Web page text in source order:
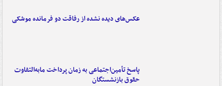
عکس‌های دیده نشده از رفاقت دو فرمانده‌ موشکی
پاسخ تأمین‌اجتماعی به زمان پرداخت مابه‌التفاوت
حقوق بازنشستگان